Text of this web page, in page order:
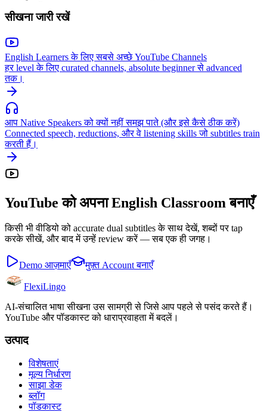
सीखना जारी रखें
English Learners के लिए सबसे अच्छे YouTube Channels
हर level के लिए curated channels, absolute beginner से advanced
तक।
आप Native Speakers को क्यों नहीं समझ पाते (और इसे कैसे ठीक करें)
Connected speech, reductions, और वे listening skills जो subtitles train
करती हैं।
YouTube को अपना English Classroom बनाएँ
किसी भी वीडियो को accurate dual subtitles के साथ देखें, शब्दों पर tap
करके सीखें, और बाद में उन्हें review करें — सब एक ही जगह।
Demo आज़माएँ मुफ़्त Account बनाएँ
FlexiLingo
AI-संचालित भाषा सीखना उस सामग्री से जिसे आप पहले से पसंद करते हैं।
YouTube और पॉडकास्ट को धाराप्रवाहता में बदलें।
उत्पाद
विशेषताएं
मूल्य निर्धारण
साझा डेक
ब्लॉग
पॉडकास्ट